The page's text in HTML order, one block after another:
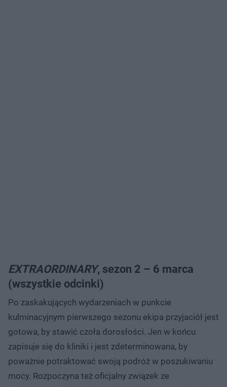
EXTRAORDINARY, sezon 2 – 6 marca
(wszystkie odcinki)
Po zaskakujących wydarzeniach w punkcie
kulminacyjnym pierwszego sezonu ekipa przyjaciół jest
gotowa, by stawić czoła dorosłości. Jen w końcu
zapisuje się do kliniki i jest zdeterminowana, by
poważnie potraktować swoją podróż w poszukiwaniu
mocy. Rozpoczyna też oficjalny związek ze